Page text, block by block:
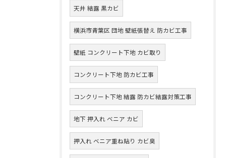
天井 結露 黒カビ
横浜市青葉区 団地 壁紙張替え 防カビ工事
壁紙 コンクリート下地 カビ取り
コンクリート下地 防カビ工事
コンクリート下地 結露 防カビ結露対策工事
地下 押入れ ベニア カビ
押入れ ベニア重ね貼り カビ臭